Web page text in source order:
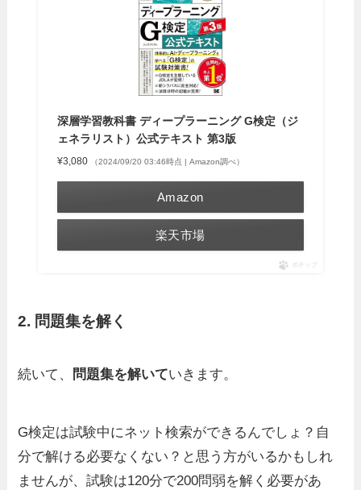
深層学習教科書 ディープラーニング G検定（ジ
ェネラリスト）公式テキスト 第3版
¥3,080 （2024/09/20 03:46時点 | Amazon調べ）
Amazon
楽天市場
ポチップ
2. 問題集を解く
続いて、 問題集を解いていきます。
G検定は試験中にネット検索ができるんでしょ？自
分で解ける必要なくない？と思う方がいるかもしれ
ませんが、試験は120分で200問弱を解く必要があ